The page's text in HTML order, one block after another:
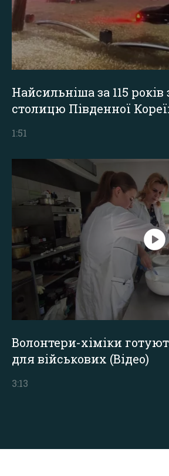
Найсильніша за 115
столицю Південної
1:51
Волонтери-хіміки
для військових (Відео)
3:13